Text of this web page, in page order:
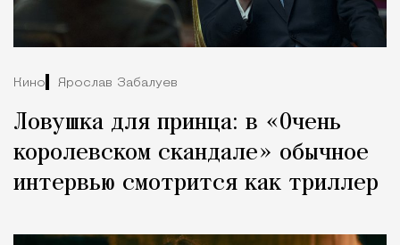
Кино Ярослав Забалуев
Ловушка для принца: в «Очень
королевском скандале» обычное
интервью смотрится как триллер